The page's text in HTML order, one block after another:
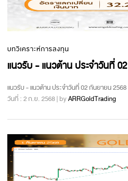
บทวิเคราะห์การลงทุน
แนวรับ - แนวต้าน ประจำวันที่
แนวรับ - แนวต้าน ประจำวันที่ 02 กันยายน 2568
วันที่ : 2 ก.ย. 2568 | byARRGoldTrading